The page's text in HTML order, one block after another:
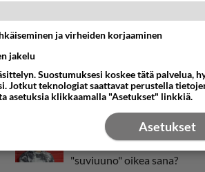
Christoffer Strandberg
kesäaamuisin - Onko
"suviuuno" oikea sana?
ja virheiden korjaaminen
jakelu
Suostumuksesi koskee tätä palvelua,
Jotkut teknologiat saattavat perustella
asetuksia klikkaamalla "Asetukset" linkkiä.
Asetukset